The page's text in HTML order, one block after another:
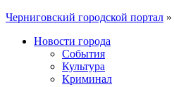
Черниговский городской портал »
Новости города
События
Культура
Криминал